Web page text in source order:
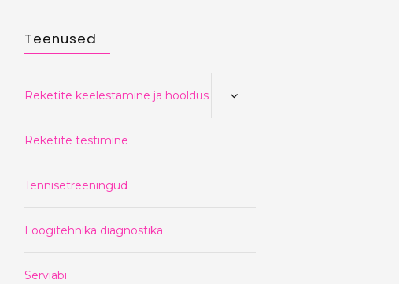
Teenused
Reketite keelestamine ja hooldus
Reketite testimine
Tennisetreeningud
Löögitehnika diagnostika
Serviabi